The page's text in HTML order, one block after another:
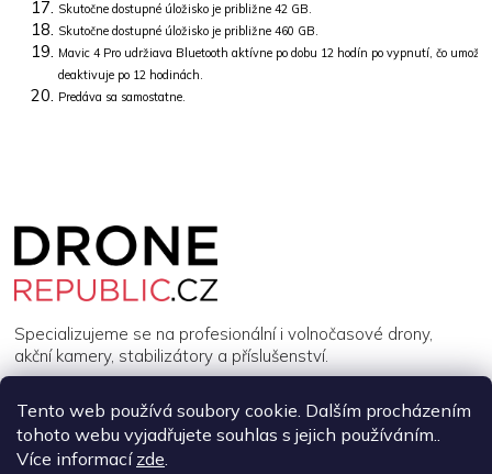
Tento web používá soubory cookie. Dalším procházením
tohoto webu vyjadřujete souhlas s jejich používáním..
Více informací zde.
Skutočne dostupné úložisko je približne 42 GB.
Skutočne dostupné úložisko je približne 460 GB.
Mavic 4 Pro udržiava Bluetooth aktívne po dobu 12 hodín po vypnutí, čo
deaktivuje po 12 hodinách.
Predáva sa samostatne.
Specializujeme se na profesionální i volnočasové drony,
akční kamery, stabilizátory a příslušenství.
INFORMACE